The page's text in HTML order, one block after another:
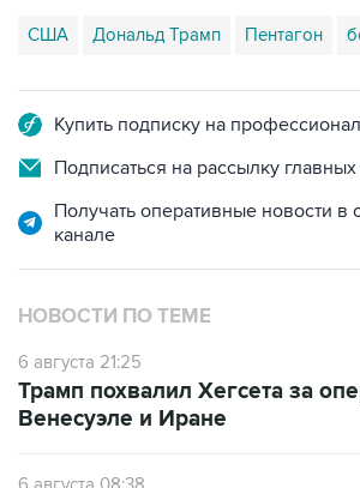
США Дональд Трамп Пентагон
Купить подписку на
Подписаться на рассылку
Получать оперативные новости
канале
НОВОСТИ ПО ТЕМЕ
6 августа 21:25
Трамп похвалил Хегсета за
Венесуэле и Иране